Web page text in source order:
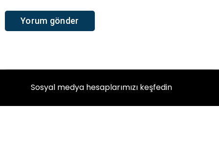
Sosyal medya hesaplarımızı keşfedin